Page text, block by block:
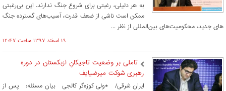
به هر دلیلی، رغبتی برای شروع جنگ ندارند. این بی‌رغبتی
ممکن است ناشی از ضعف قدرت، آسیب­‌های گسترده جنگ­‌
های جدید، محکومیت­‌های بین­‌المللی از نظر ...
۱۹ اسفند ۱۳۹۷ ساعت ۱۲:۴۷
تاملی بر وضعیت تاجیکانِ ازبکستان در دوره
رهبری شوکت میرضیایف
ایران شرقی/ *ولی کوزه‌گر کالجی بیان مسئله: پس از